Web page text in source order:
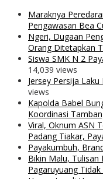
Maraknya
Pengawasan Bea
Ngeri, Dugaan
Orang Ditetapkan
Siswa SMK N 2
14,039 views
Jersey Persija
views
Kapolda Babel
Koordinasi
Viral, Oknum ASN
Padang Tiakar,
Payakumbuh,
Bikin Malu, Tulisan
Pagaruyuang